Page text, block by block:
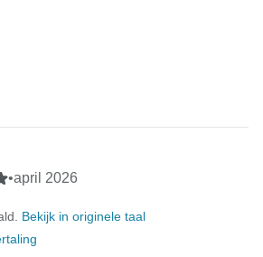
•april 2026
Bekijk in originele taal